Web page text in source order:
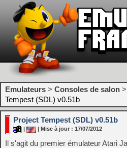
Emulateurs > Consoles de salon >
Tempest (SDL) v0.51b
Project Tempest (SDL) v0.51b
| Mise à jour : 17/07/2012
Il s'agit du premier émulateur Atari